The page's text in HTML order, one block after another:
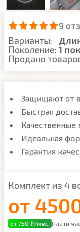
9
Варианты:
Поколение: 1
Продано
Защищают от
Быстрая
Качественные
Идеальная
Гарантия
Комплект из 4
от
от 750 ₽/мес. Плати